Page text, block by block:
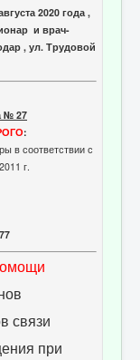
2020 года ,
и врач-
, ул. Трудовой
№ 27
:
в соответствии с
г.
связи
при